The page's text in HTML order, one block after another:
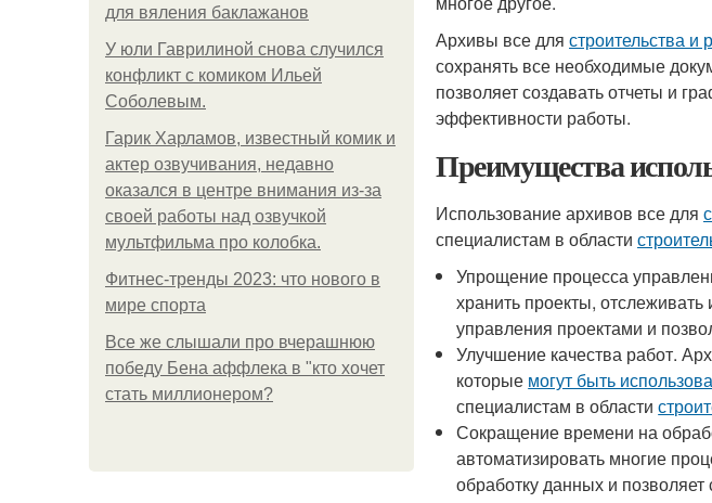
для вяления баклажанов
У юли Гаврилиной снова случился
конфликт с комиком Ильей
Соболевым.
Гарик Харламов, известный комик и
актер озвучивания, недавно
оказался в центре внимания из-за
своей работы над озвучкой
мультфильма про колобка.
Фитнес-тренды 2023: что нового в
мире спорта
Все же слышали про вчерашнюю
победу Бена аффлека в "кто хочет
стать миллионером?
Архивы все для строительства и
сохранять все необходимые
позволяет создавать отчеты и
эффективности работы.
Преимущества
Использование архивов все для
специалистам в области
Упрощение процесса
хранить проекты,
управления проектами и
Улучшение качества работ.
которые могут быть
специалистам в области
Сокращение времени на
автоматизировать многие
обработку данных и